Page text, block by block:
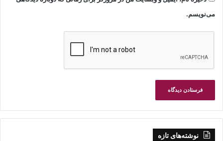
می‌نویسم.
نوشته‌های تازه